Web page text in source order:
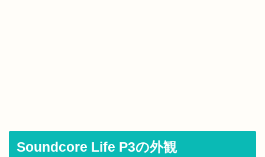
Soundcore Life P3の外観